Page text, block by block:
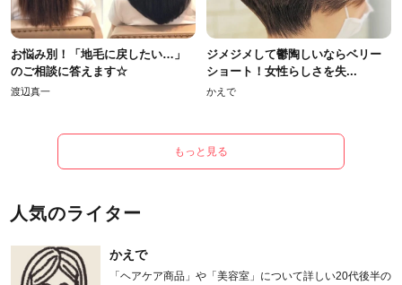
お悩み別！「地毛に戻したい…」
のご相談に答えます☆
渡辺真一
ジメジメして鬱陶しいならベリー
ショート！女性らしさを失...
かえで
もっと見る
人気のライター
かえで
「ヘアケア商品」や「美容室」について詳しい20代後半の